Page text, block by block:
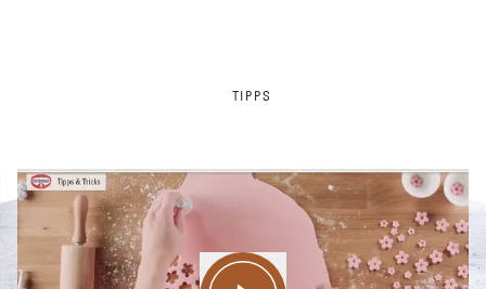
TIPPS